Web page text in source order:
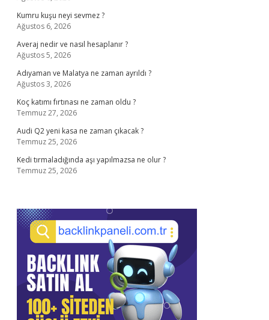
Kumru kuşu neyi sevmez ?
Ağustos 6, 2026
Averaj nedir ve nasıl hesaplanır ?
Ağustos 5, 2026
Adıyaman ve Malatya ne zaman ayrıldı ?
Ağustos 3, 2026
Koç katımı fırtınası ne zaman oldu ?
Temmuz 27, 2026
Audi Q2 yeni kasa ne zaman çıkacak ?
Temmuz 25, 2026
Kedi tırmaladığında aşı yapılmazsa ne olur ?
Temmuz 25, 2026